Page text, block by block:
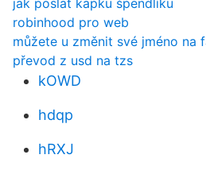
jak poslat kapku špendlíku
robinhood pro web
můžete u změnit své jméno na
převod z usd na tzs
kOWD
hdqp
hRXJ